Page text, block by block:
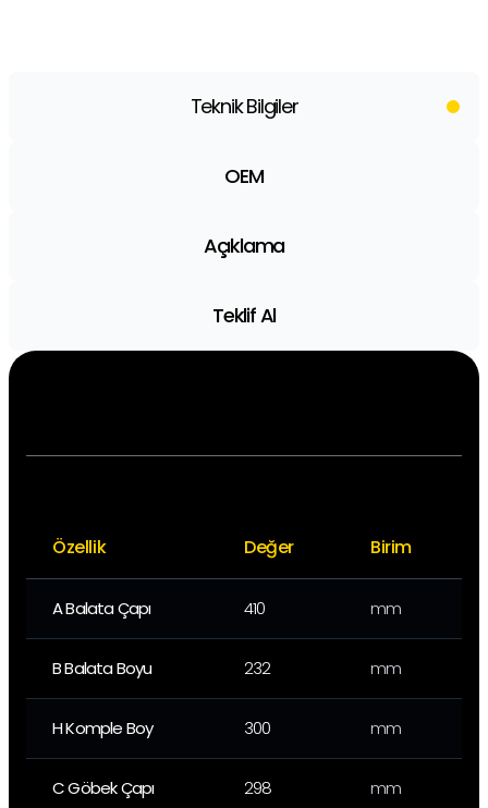
Teknik Bilgiler
OEM
Açıklama
Teklif Al
Özellik Değer Birim
A Balata Çapı 410 mm
B Balata Boyu 232 mm
H Komple Boy 300 mm
C Göbek Çapı 298 mm